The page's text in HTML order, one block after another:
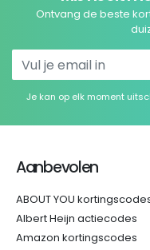
Ontvang de beste
Je kan op elk moment
Aanbevolen
ABOUT YOU
Albert Heijn actiecodes
Amazon kortingscodes